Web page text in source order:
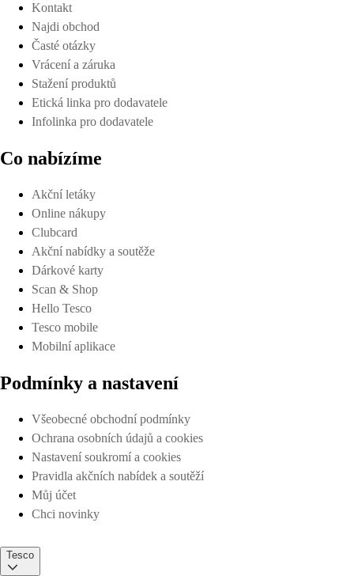
Kontakt
Najdi obchod
Časté otázky
Vrácení a záruka
Stažení produktů
Etická linka pro dodavatele
Infolinka pro dodavatele
Co nabízíme
Akční letáky
Online nákupy
Clubcard
Akční nabídky a soutěže
Dárkové karty
Scan & Shop
Hello Tesco
Tesco mobile
Mobilní aplikace
Podmínky a nastavení
Všeobecné obchodní podmínky
Ochrana osobních údajů a cookies
Nastavení soukromí a cookies
Pravidla akčních nabídek a soutěží
Můj účet
Chci novinky
Tesco